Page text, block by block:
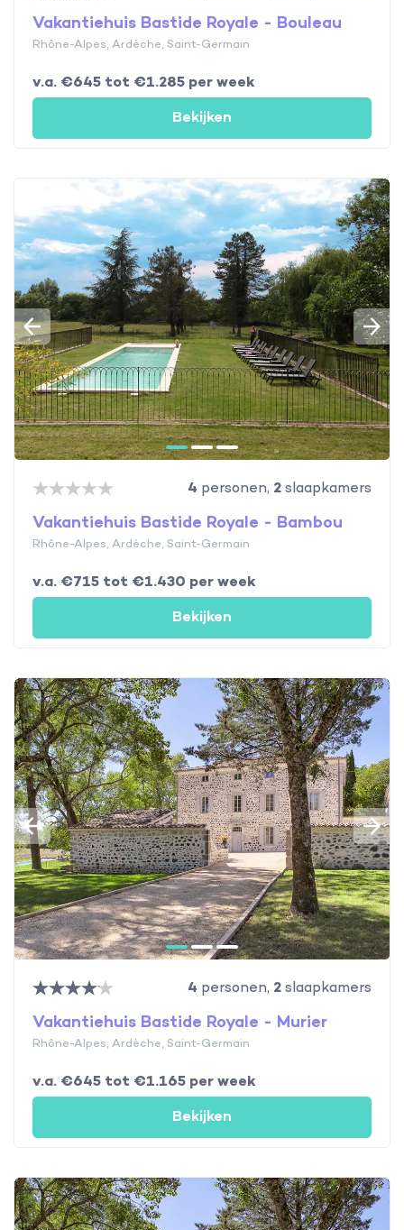
Vakantiehuis Bastide Royale - Bouleau
Rhône-Alpes, Ardèche, Saint-Germain
v.a. €645 tot €1.285 per week
Bekijken
4 personen, 2slaapkamers
Vakantiehuis Bastide Royale - Bambou
Rhône-Alpes, Ardèche, Saint-Germain
v.a. €715 tot €1.430 per week
Bekijken
4 personen, 2slaapkamers
Vakantiehuis Bastide Royale - Murier
Rhône-Alpes, Ardèche, Saint-Germain
v.a. €645 tot €1.165 per week
Bekijken